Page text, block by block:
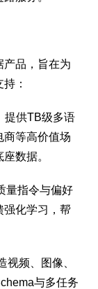
产品，旨在为
：
提供TB级多语
商等高价值场
数据。
量指令与偏好
强化学习，帮
视频、图像、
与多任务